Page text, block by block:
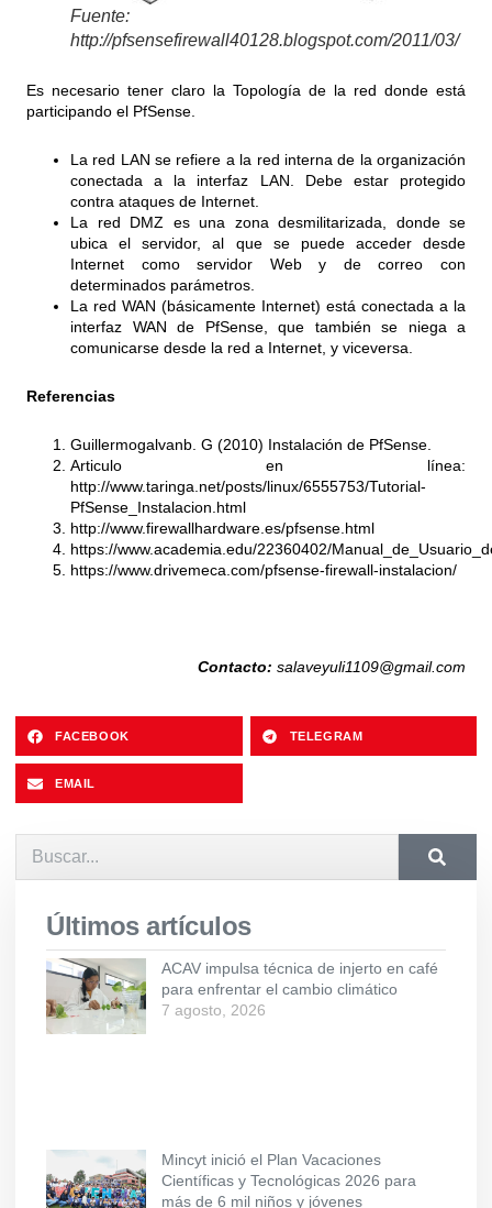
Fuente:
http://pfsensefirewall40128.blogspot.com/2011/03/
Es necesario tener claro la Topología de la red donde está
participando el PfSense.
La red LAN se refiere a la red interna de la organización
conectada a la interfaz LAN. Debe estar protegido
contra ataques de Internet.
La red DMZ es una zona desmilitarizada, donde se
ubica el servidor, al que se puede acceder desde
Internet como servidor Web y de correo con
determinados parámetros.
La red WAN (básicamente Internet) está conectada a la
interfaz WAN de PfSense, que también se niega a
comunicarse desde la red a Internet, y viceversa.
Referencias
Guillermogalvanb. G (2010) Instalación de PfSense.
Articulo en línea:
http://www.taringa.net/posts/linux/6555753/Tutorial-
PfSense_Instalacion.html
http://www.firewallhardware.es/pfsense.html
https://www.academia.edu/22360402/
https://www.drivemeca.com/pfsense-firewall-instalacion/
Contacto: salaveyuli1109@gmail.com
FACEBOOK TELEGRAM
EMAIL
Últimos artículos
ACAV impulsa técnica de injerto en café
para enfrentar el cambio climático
7 agosto, 2026
Mincyt inició el Plan Vacaciones
Científicas y Tecnológicas 2026 para
más de 6 mil niños y jóvenes